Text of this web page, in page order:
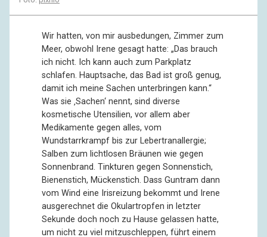
Wir hatten, von mir ausbedungen, Zimmer zum
Meer, obwohl Irene gesagt hatte: „Das brauch
ich nicht. Ich kann auch zum Parkplatz
schlafen. Hauptsache, das Bad ist groß genug,
damit ich meine Sachen unterbringen kann.“
Was sie ‚Sachen‘ nennt, sind diverse
kosmetische Utensilien, vor allem aber
Medikamente gegen alles, vom
Wundstarrkrampf bis zur Lebertranallergie;
Salben zum lichtlosen Bräunen wie gegen
Sonnenbrand. Tinkturen gegen Sonnenstich,
Bienenstich, Mückenstich. Dass Guntram dann
vom Wind eine Irisreizung bekommt und Irene
ausgerechnet die Okulartropfen in letzter
Sekunde doch noch zu Hause gelassen hatte,
um nicht zu viel mitzuschleppen, führt einem